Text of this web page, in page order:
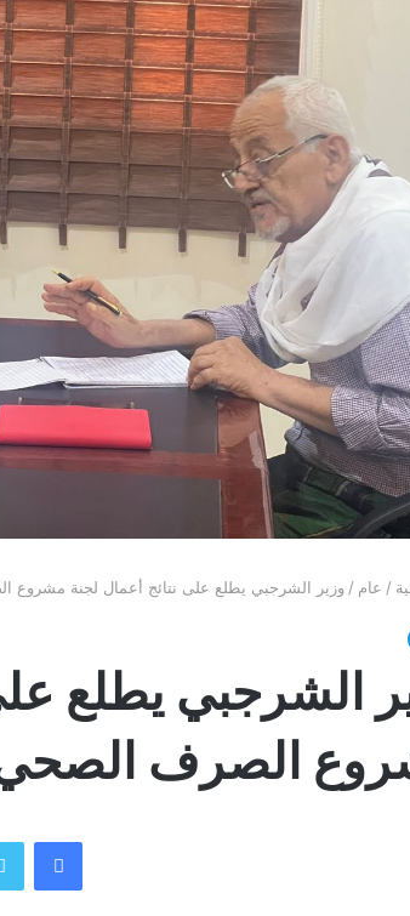
/ عام / وزير الشرجبي يطلع على نتائج أعمال لجنة مشروع
الشرجبي يطلع
الصرف الصحي